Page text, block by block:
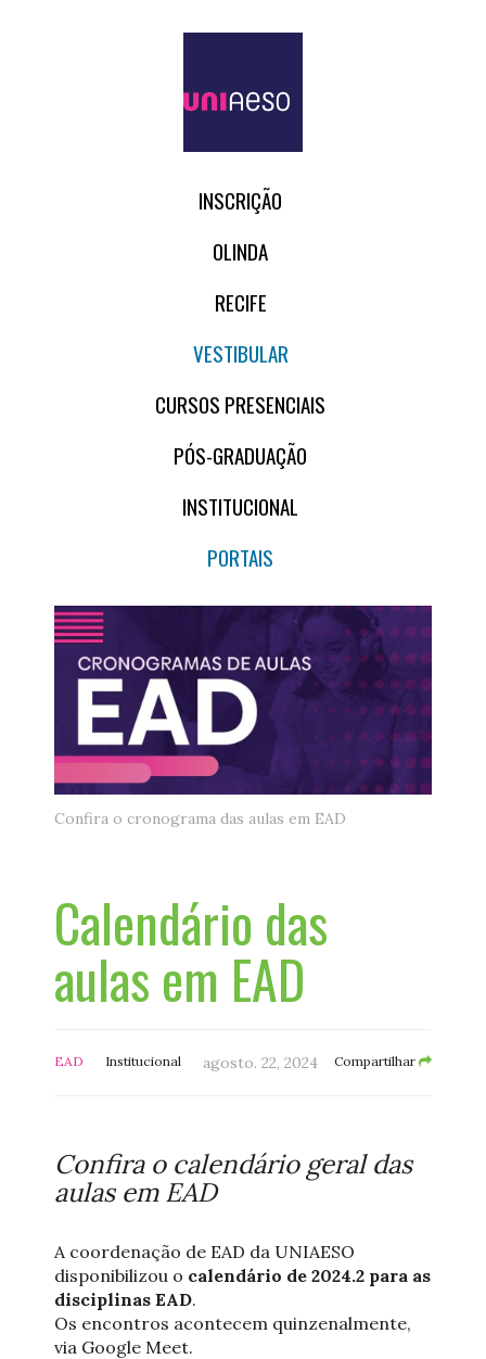
INSCRIÇÃO
OLINDA
RECIFE
VESTIBULAR
CURSOS PRESENCIAIS
PÓS-GRADUAÇÃO
INSTITUCIONAL
PORTAIS
Confira o cronograma das aulas em EAD
Calendário das
aulas em EAD
EAD Institucional agosto. 22, 2024 Compartilhar
Confira o calendário geral das
aulas em EAD
A coordenação de EAD da UNIAESO
disponibilizou o calendário de 2024.2 para as
disciplinas EAD.
Os encontros acontecem quinzenalmente,
via Google Meet.